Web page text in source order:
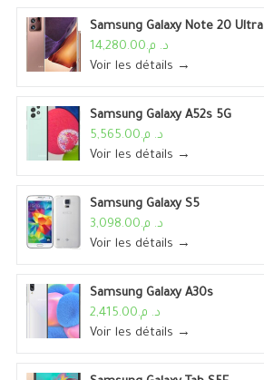
Samsung Galaxy Note 20 Ultra
د. م.14,280.00
Voir les détails →
Samsung Galaxy A52s 5G
د. م.5,565.00
Voir les détails →
Samsung Galaxy S5
د. م.3,098.00
Voir les détails →
Samsung Galaxy A30s
د. م.2,415.00
Voir les détails →